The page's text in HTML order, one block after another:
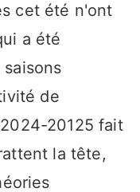
cet été n'ont
a été
de
20125 fait
la tête,